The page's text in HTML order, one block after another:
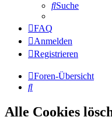
Suche
FAQ
Anmelden
Registrieren
Foren-Übersicht
Suche
Alle Cookies